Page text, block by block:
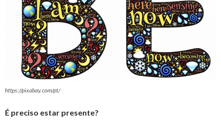
https://pixabay.com/pt/
É preciso estar presente?